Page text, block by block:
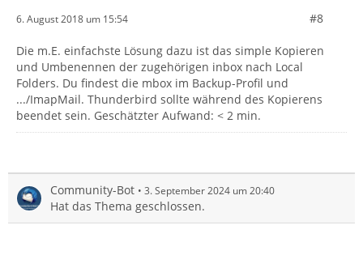
6. August 2018 um 15:54 #8
Die m.E. einfachste Lösung dazu ist das simple Kopieren
und Umbenennen der zugehörigen inbox nach Local
Folders. Du findest die mbox im Backup-Profil und
.../ImapMail. Thunderbird sollte während des Kopierens
beendet sein. Geschätzter Aufwand: < 2 min.
Community-Bot 3. September 2024 um 20:40
Hat das Thema geschlossen.